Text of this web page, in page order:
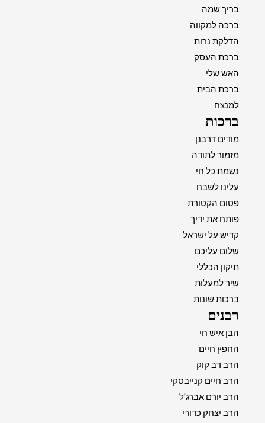
בריך שמה
ברכה למקווה
הדלקת נרות
ברכת העסק
האש שלי
ברכת הבית
למנצח
ברכות
מודים דרבנן
מזמור לתודה
נשמת כל חי
עלינו לשבח
פטום הקטורת
פותח את ידיך
קדיש על ישראל
שלום עליכם
תיקון הכללי
שיר למעלות
ברכות שונות
רבנים
הבן איש חי
החפץ חיים
הרב דב קוק
הרב חיים קנייבסקי
הרב יורם אברג'ל
הרב יצחק כדורי